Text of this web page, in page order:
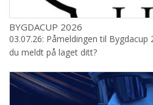
BYGDACUP 2026
03.07.26: Påmeldingen til Bygdacup
du meldt på laget ditt?